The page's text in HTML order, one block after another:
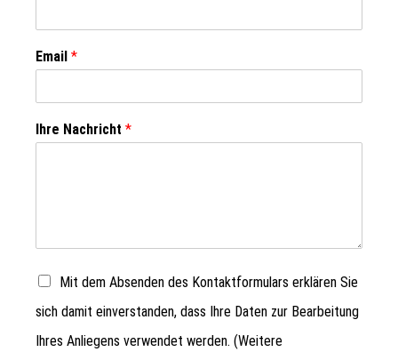
Email *
Ihre Nachricht *
Mit dem Absenden des Kontaktformulars erklären Sie
sich damit einverstanden, dass Ihre Daten zur Bearbeitung
Ihres Anliegens verwendet werden. (Weitere